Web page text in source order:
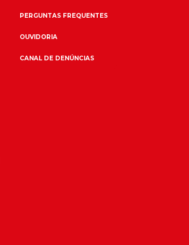
PERGUNTAS FREQUENTES
OUVIDORIA
CANAL DE DENÚNCIAS